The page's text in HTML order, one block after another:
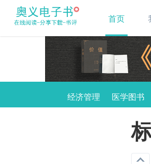
首页
经济管理 医学图书